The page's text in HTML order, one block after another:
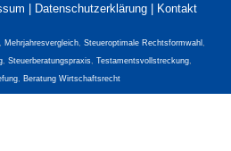
| Datenschutzerklärung | Kontakt
, Mehrjahresvergleich, Steueroptimale Rechtsformwahl ,
, Steuerberatungspraxis, Testamentsvollstreckung,
, Beratung Wirtschaftsrecht